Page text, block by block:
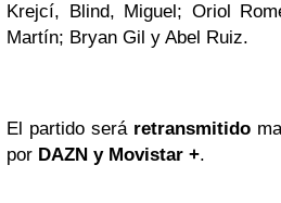
Krejcí, Blind, Miguel; Oriol
Martín; Bryan Gil y Abel Ruiz.
El partido será retransmitido
por DAZN y Movistar +.